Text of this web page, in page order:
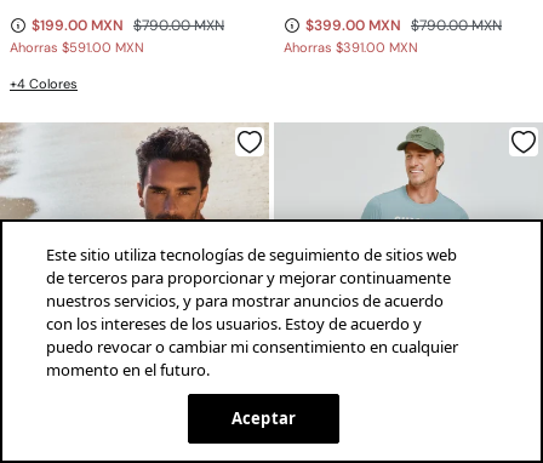
$199.00 MXN $790.00 MXN
Ahorras $591.00 MXN
+4 Colores
$399.00 MXN $790.00 MXN
Ahorras $391.00 MXN
¡descarga la app!
Este sitio utiliza tecnologías de seguimiento de sitios web
de terceros para proporcionar y mejorar continuamente
nuestros servicios, y para mostrar anuncios de acuerdo
con los intereses de los usuarios. Estoy de acuerdo y
puedo revocar o cambiar mi consentimiento en cualquier
momento en el futuro.
Aceptar